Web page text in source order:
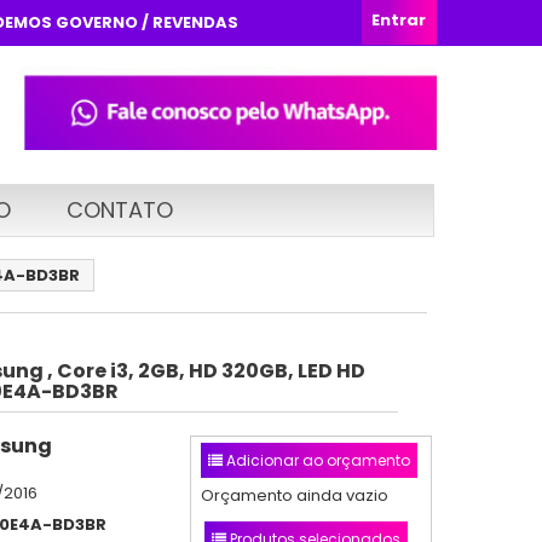
Entrar
GOVERNO / REVENDAS
CONTATO
BD3BR
, Core i3, 2GB, HD 320GB, LED HD
BD3BR
BD3BR
Adicionar ao orçamento
Orçamento ainda vazio